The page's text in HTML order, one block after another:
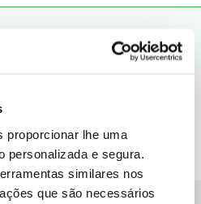
proporcionar lhe uma
personalizada e segura.
similares nos
que são necessários
configurações da box e repôr as